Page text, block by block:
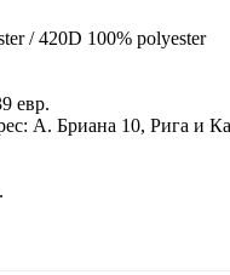
/ 420D 100% polyester
евр.
А. Бриана 10, Рига и